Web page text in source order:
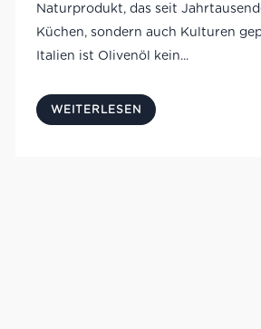
Naturprodukt, das seit
Küchen, sondern auch Kulturen
Italien ist Olivenöl kein...
WEITERLESEN